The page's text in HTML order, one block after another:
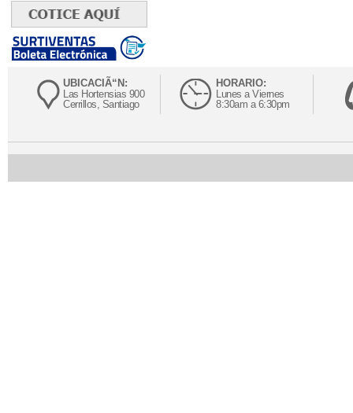
UBICACIÃ“N:
Las Hortensias 900
Cerrillos, Santiago
HORARIO:
Lunes a Viernes
8:30am a 6:30pm